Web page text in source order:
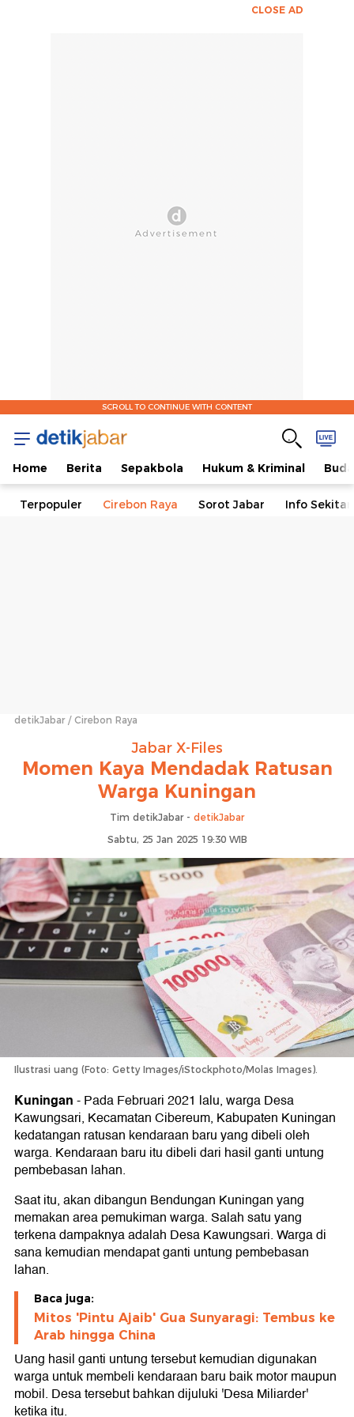
CLOSE AD
SCROLL TO CONTINUE WITH CONTENT
Home Berita Sepakbola Hukum & Kriminal
Terpopuler Cirebon Raya Sorot Jabar Info
detikJabar Cirebon Raya
Jabar X-Files
Momen Kaya Mendadak Ratusan
Warga Kuningan
Tim detikJabar - detikJabar
Sabtu, 25 Jan 2025 19:30 WIB
Ilustrasi uang (Foto: Getty Images/iStockphoto/Molas Images).
Kuningan-Pada Februari 2021 lalu, warga Desa
Kawungsari, Kecamatan Cibereum, Kabupaten Kuningan
kedatangan ratusan kendaraan baru yang dibeli oleh
warga. Kendaraan baru itu dibeli dari hasil ganti untung
pembebasan lahan.
Saat itu, akan dibangun Bendungan Kuningan yang
memakan area pemukiman warga. Salah satu yang
terkena dampaknya adalah Desa Kawungsari. Warga di
sana kemudian mendapat ganti untung pembebasan
lahan.
Baca juga:
Mitos 'Pintu Ajaib' Gua Sunyaragi: Tembus ke
Arab hingga China
Uang hasil ganti untung tersebut kemudian digunakan
warga untuk membeli kendaraan baru baik motor maupun
mobil. Desa tersebut bahkan dijuluki 'Desa Miliarder'
ketika itu.